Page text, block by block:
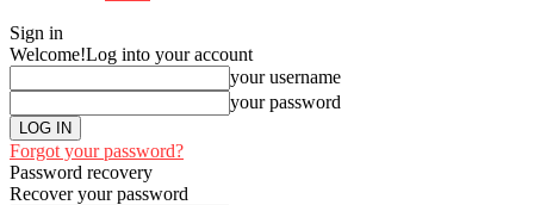
Sign in
Welcome!Log into your account
your username
your password
Forgot your password?
Password recovery
Recover your password